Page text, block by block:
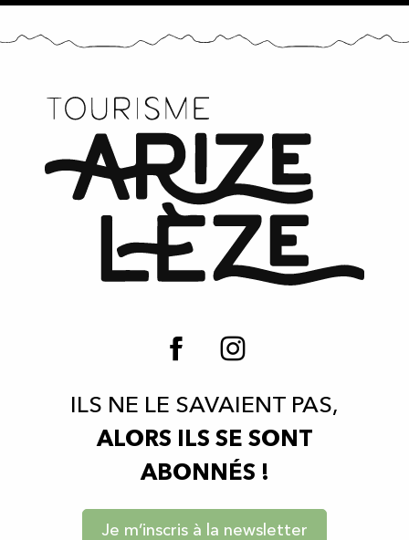
ILS NE LE SAVAIENT PAS,
ALORS ILS SE SONT
ABONNÉS !
Je m’inscris à la newsletter